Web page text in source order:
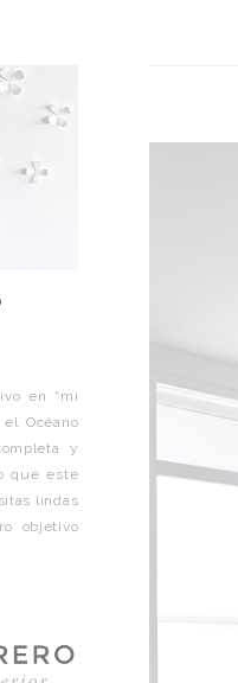
en “mi
Océano
y
que este
lindas
objetivo